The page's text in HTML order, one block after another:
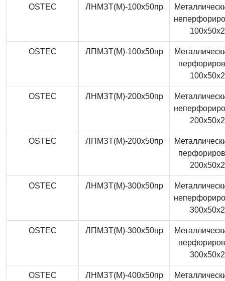
OSTEC ЛНМЗТ(М)-100x50пр
OSTEC ЛПМЗТ(М)-100x50пр
OSTEC ЛНМЗТ(М)-200x50пр
OSTEC ЛПМЗТ(М)-200x50пр
OSTEC ЛНМЗТ(М)-300x50пр
OSTEC ЛПМЗТ(М)-300x50пр
OSTEC ЛНМЗТ(М)-400x50пр